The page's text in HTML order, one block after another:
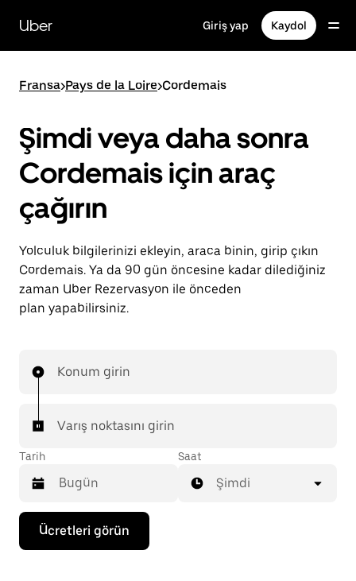
içeriğe
gidinUber Giriş yap Kaydol
Fransa>Pays de la Loire>Cordemais
Şimdi veya daha sonra
Cordemais için araç
çağırın
Yolculuk bilgilerinizi ekleyin, araca binin, girip çıkın
Cordemais. Ya da 90 gün öncesine kadar dilediğiniz
zaman Uber Rezervasyon ile önceden
plan yapabilirsiniz.
Konum girin
Varış noktasını girin
Tarih
Takvimle
etkileşime
geçmek
Saat
Şimdi
Ücretleri görün